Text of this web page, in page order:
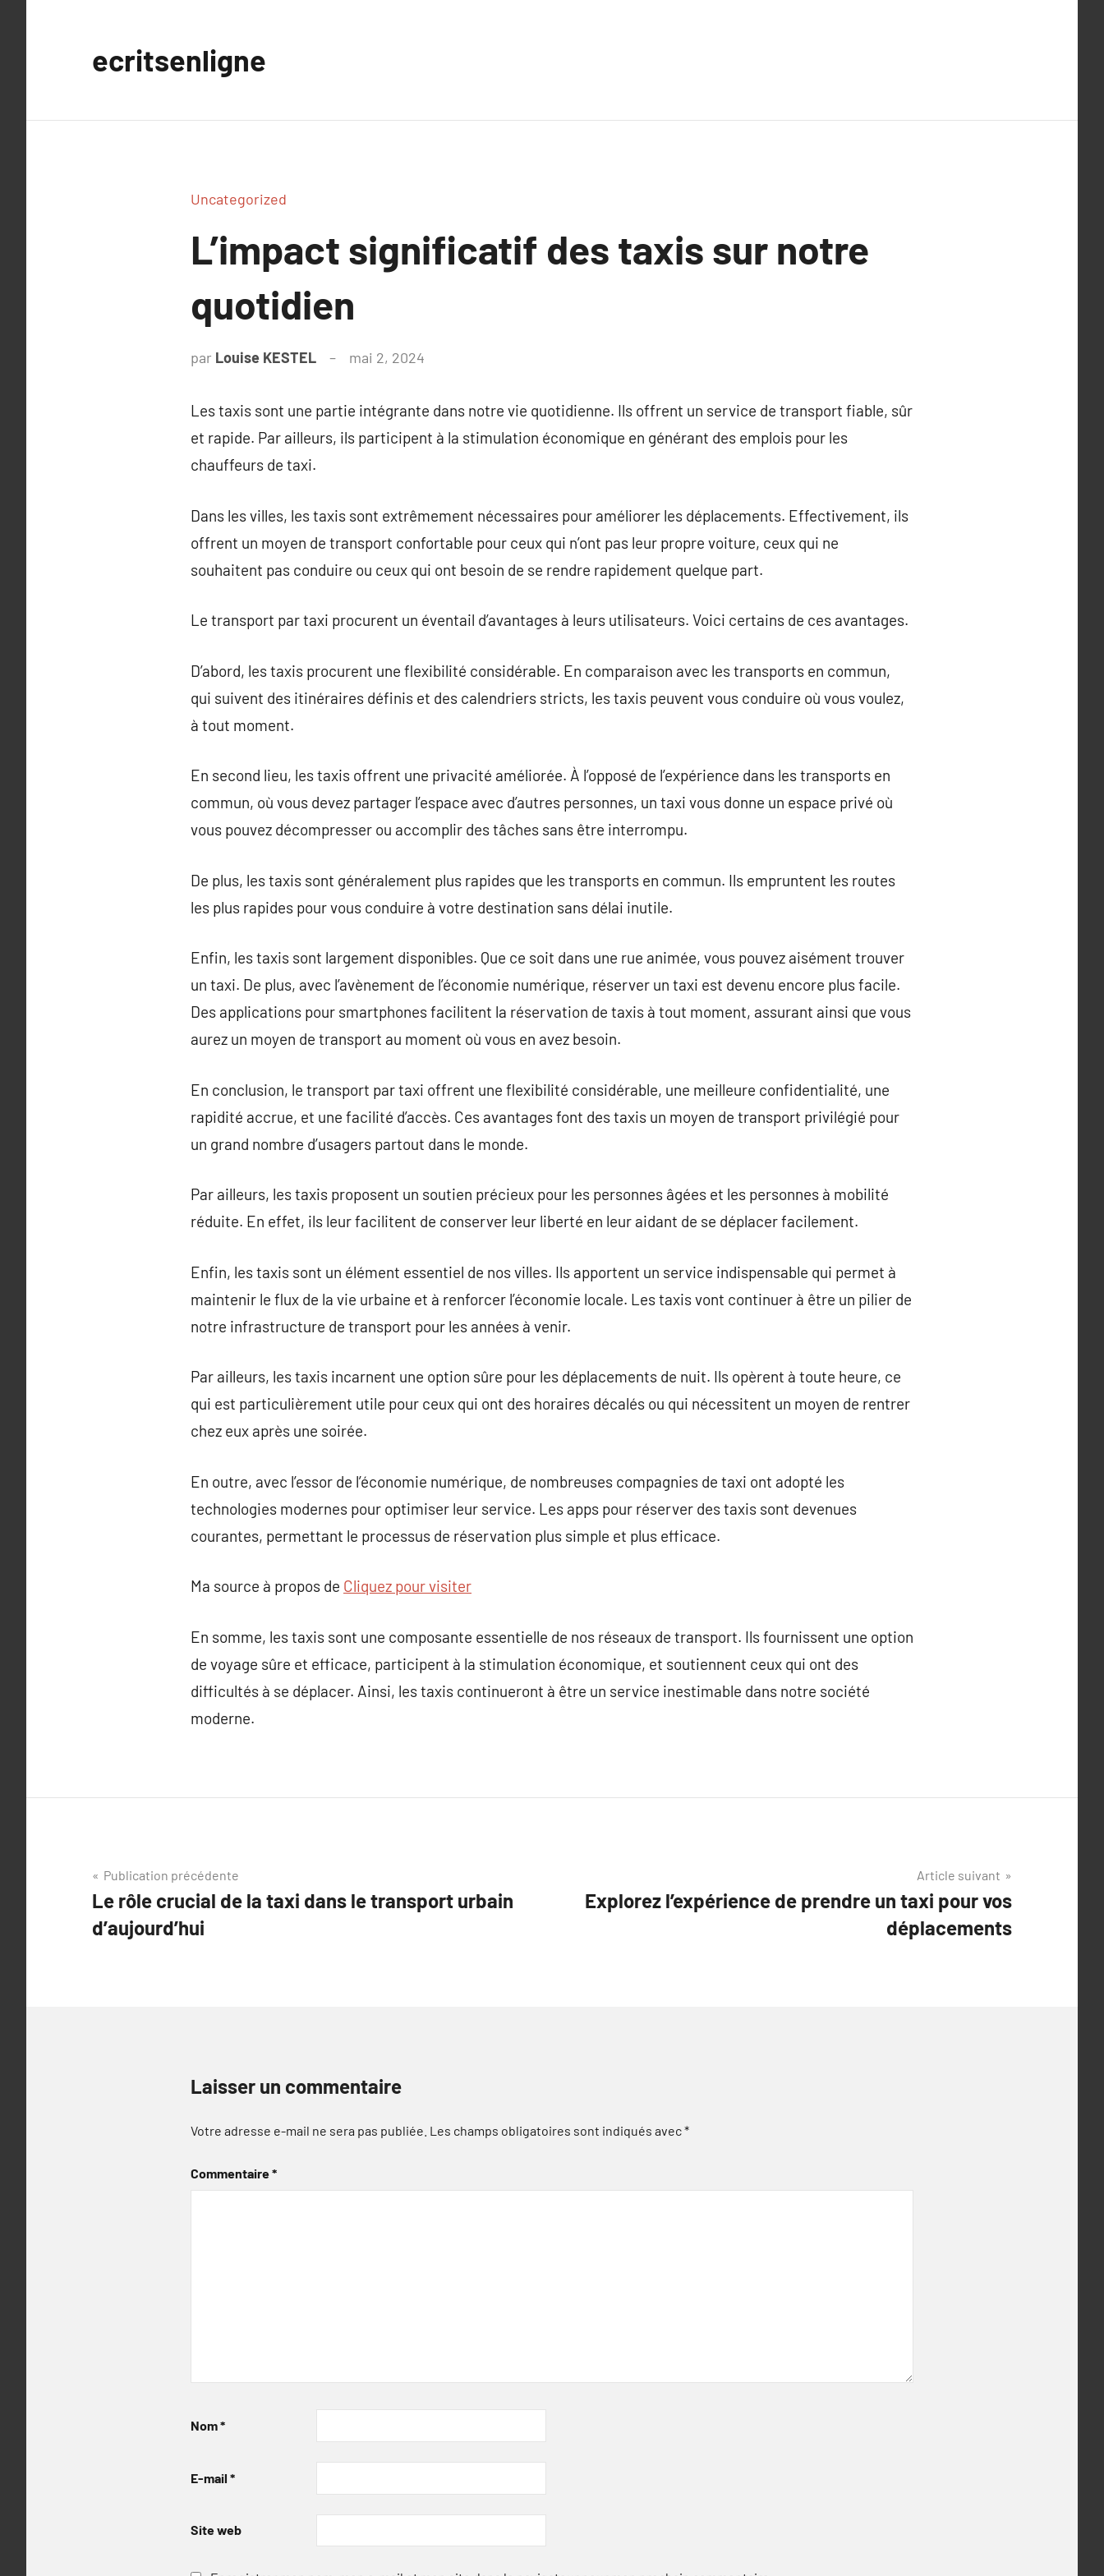
ecritsenligne
Uncategorized
L’impact significatif des taxis sur notre
quotidien
par Louise KESTEL mai 2, 2024
Les taxis sont une partie intégrante dans notre vie quotidienne. Ils offrent un service de transport fiable, sûr
et rapide. Par ailleurs, ils participent à la stimulation économique en générant des emplois pour les
chauffeurs de taxi.
Dans les villes, les taxis sont extrêmement nécessaires pour améliorer les déplacements. Effectivement, ils
offrent un moyen de transport confortable pour ceux qui n’ont pas leur propre voiture, ceux qui ne
souhaitent pas conduire ou ceux qui ont besoin de se rendre rapidement quelque part.
Le transport par taxi procurent un éventail d’avantages à leurs utilisateurs. Voici certains de ces avantages.
D’abord, les taxis procurent une flexibilité considérable. En comparaison avec les transports en commun,
qui suivent des itinéraires définis et des calendriers stricts, les taxis peuvent vous conduire où vous voulez,
à tout moment.
En second lieu, les taxis offrent une privacité améliorée. À l’opposé de l’expérience dans les transports en
commun, où vous devez partager l’espace avec d’autres personnes, un taxi vous donne un espace privé où
vous pouvez décompresser ou accomplir des tâches sans être interrompu.
De plus, les taxis sont généralement plus rapides que les transports en commun. Ils empruntent les routes
les plus rapides pour vous conduire à votre destination sans délai inutile.
Enfin, les taxis sont largement disponibles. Que ce soit dans une rue animée, vous pouvez aisément trouver
un taxi. De plus, avec l’avènement de l’économie numérique, réserver un taxi est devenu encore plus facile.
Des applications pour smartphones facilitent la réservation de taxis à tout moment, assurant ainsi que vous
aurez un moyen de transport au moment où vous en avez besoin.
En conclusion, le transport par taxi offrent une flexibilité considérable, une meilleure confidentialité, une
rapidité accrue, et une facilité d’accès. Ces avantages font des taxis un moyen de transport privilégié pour
un grand nombre d’usagers partout dans le monde.
Par ailleurs, les taxis proposent un soutien précieux pour les personnes âgées et les personnes à mobilité
réduite. En effet, ils leur facilitent de conserver leur liberté en leur aidant de se déplacer facilement.
Enfin, les taxis sont un élément essentiel de nos villes. Ils apportent un service indispensable qui permet à
maintenir le flux de la vie urbaine et à renforcer l’économie locale. Les taxis vont continuer à être un pilier de
notre infrastructure de transport pour les années à venir.
Par ailleurs, les taxis incarnent une option sûre pour les déplacements de nuit. Ils opèrent à toute heure, ce
qui est particulièrement utile pour ceux qui ont des horaires décalés ou qui nécessitent un moyen de rentrer
chez eux après une soirée.
En outre, avec l’essor de l’économie numérique, de nombreuses compagnies de taxi ont adopté les
technologies modernes pour optimiser leur service. Les apps pour réserver des taxis sont devenues
courantes, permettant le processus de réservation plus simple et plus efficace.
Ma source à propos de Cliquez pour visiter
En somme, les taxis sont une composante essentielle de nos réseaux de transport. Ils fournissent une option
de voyage sûre et efficace, participent à la stimulation économique, et soutiennent ceux qui ont des
difficultés à se déplacer. Ainsi, les taxis continueront à être un service inestimable dans notre société
moderne.
Navigation
de
l’article
Publication précédente
Le rôle crucial de la taxi dans le transport urbain
d’aujourd’hui
Article suivant
Explorez l’expérience de prendre un taxi pour vos
déplacements
Laisser un commentaire
Votre adresse e-mail ne sera pas publiée. Les champs obligatoires sont indiqués avec*
Commentaire*
Nom*
E-mail *
Site web